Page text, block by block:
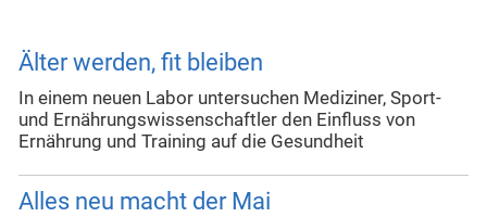
Älter werden, fit bleiben
In einem neuen Labor untersuchen Mediziner, Sport-
und Ernährungswissenschaftler den Einfluss von
Ernährung und Training auf die Gesundheit
Alles neu macht der Mai